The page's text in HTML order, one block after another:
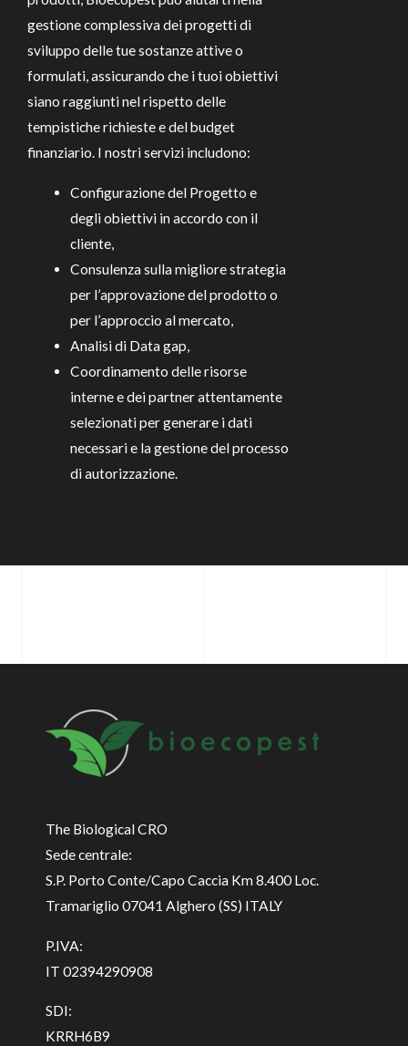
gestione complessiva dei progetti di
sviluppo delle tue sostanze attive o
formulati, assicurando che i tuoi obiettivi
siano raggiunti nel rispetto delle
tempistiche richieste e del budget
finanziario. I nostri servizi includono:
Configurazione del Progetto e
degli obiettivi in accordo con il
cliente,
Consulenza sulla migliore strategia
per l’approvazione del prodotto o
per l’approccio al mercato,
Analisi di Data gap,
Coordinamento delle risorse
interne e dei partner attentamente
selezionati per generare i dati
necessari e la gestione del processo
di autorizzazione.
The Biological CRO
Sede centrale:
S.P. Porto Conte/Capo Caccia Km 8.400 Loc.
Tramariglio 07041 Alghero (SS) ITALY
P.IVA:
IT 02394290908
SDI:
KRRH6B9